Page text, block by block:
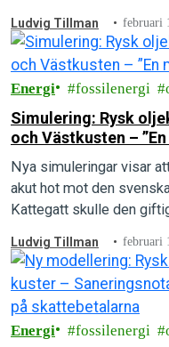
Ludvig Tillman februari
Energi fossilenergi
Simulering: Rysk
och Västkusten –
Nya simuleringar visar
akut hot mot den
Kattegatt skulle den
Ludvig Tillman februari
Energi fossilenergi